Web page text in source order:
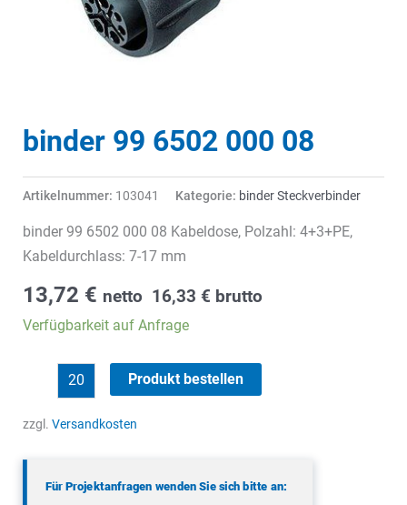
binder 99 6502 000 08
Artikelnummer: 103041 Kategorie: binder Steckverbinder
binder 99 6502 000 08 Kabeldose, Polzahl: 4+3+PE,
Kabeldurchlass: 7-17 mm
13,72 € netto 16,33 € brutto
Verfügbarkeit auf Anfrage
6502
Produkt bestellen
zzgl. Versandkosten
Für Projektanfragen wenden Sie sich bitte an: